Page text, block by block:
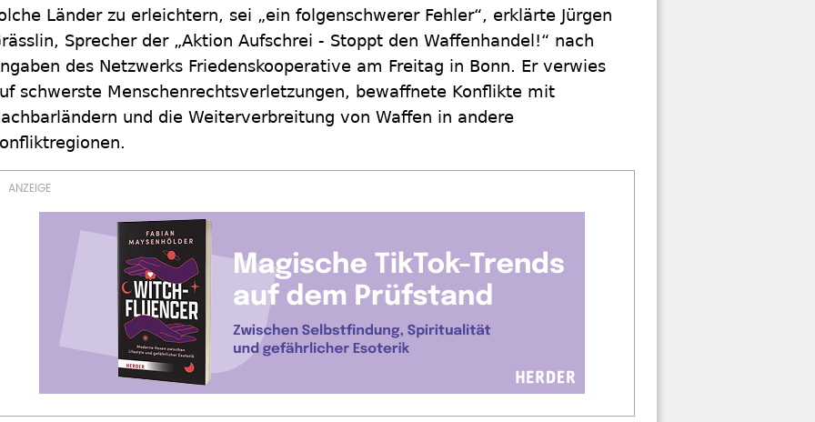
Länder zu erleichtern, sei „ein folgenschwerer Fehler“, erklärte Jürgen
Sprecher der „Aktion Aufschrei - Stoppt den Waffenhandel!“ nach
des Netzwerks Friedenskooperative am Freitag in Bonn. Er verwies
schwerste Menschenrechtsverletzungen, bewaffnete Konflikte mit
und die Weiterverbreitung von Waffen in andere